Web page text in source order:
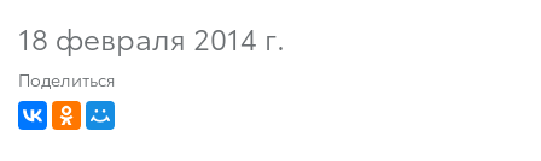
18 февраля 2014 г.
Поделиться